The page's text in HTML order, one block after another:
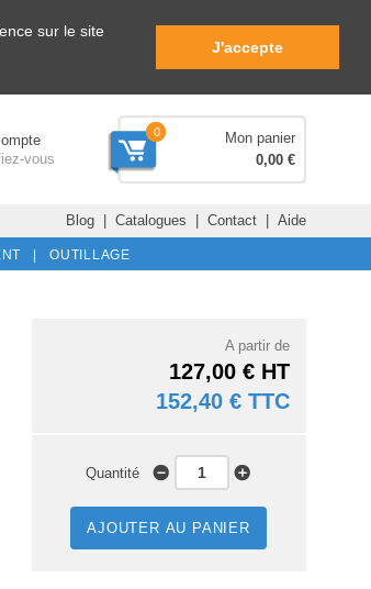
sur le site
J'accepte
vous
0
Mon panier
0,00 €
Blog| Catalogues | Contact| Aide
| OUTILLAGE
A partir de
127,00 € HT
152,40 € TTC
Quantité
AJOUTER AU PANIER